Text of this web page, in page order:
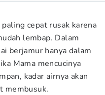
cepat rusak karena
lembap. Dalam
berjamur hanya dalam
Mama mencucinya
kadar airnya akan
membusuk.